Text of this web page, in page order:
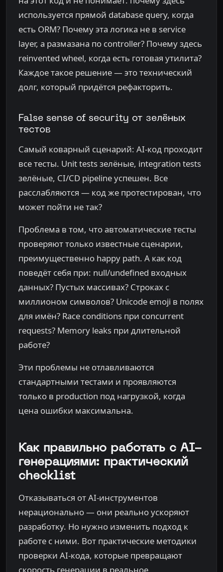
используется прямой database query, когда
есть ORM? Почему эта логика не в service
layer, а размазана по controller? Почему здесь
reinvented wheel, когда есть готовая утилита?
Каждое такое решение — это технический
долг, который придётся рефакторить.
False sense of security от зелёных
тестов
Самый коварный сценарий: AI-код проходит
все тесты. Unit tests зелёные, integration tests
зелёные, CI/CD pipeline успешен. Все
расслабляются — код же протестирован, что
может пойти не так?
Проблема в том, что автоматические тесты
проверяют только известные сценарии,
преимущественно happy path. А как код
поведёт себя при: null/undefined входных
данных? Пустых массивах? Строках с
миллионом символов? Unicode emoji в полях
для имён? Race conditions при concurrent
requests? Memory leaks при длительной
работе?
Эти проблемы не отлавливаются
стандартными тестами и проявляются
только в production под нагрузкой, когда
цена ошибки максимальна.
Как правильно работать с AI-
генерациями: практический
checklist
Отказываться от AI-инструментов
нерационально — они реально ускоряют
разработку. Но нужно изменить подход к
работе с ними. Вот практические методики
проверки AI-кода, которые превращают